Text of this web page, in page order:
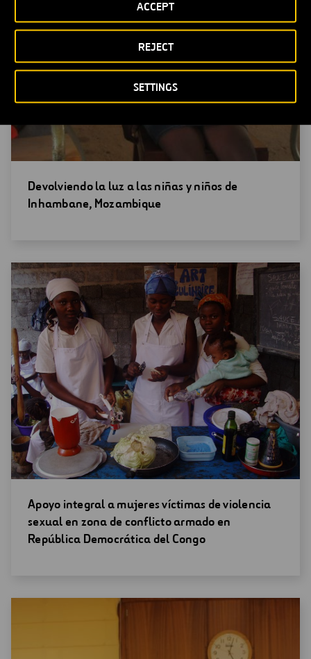
SETTINGS
REJECT
ACCEPT
Abrir
una
Devolviendo la luz a las niñas y niños de
Inhambane, Mozambique
Abrir
una
nueva
Apoyo integral a mujeres víctimas de violencia
sexual en zona de conflicto armado en
República Democrática del Congo